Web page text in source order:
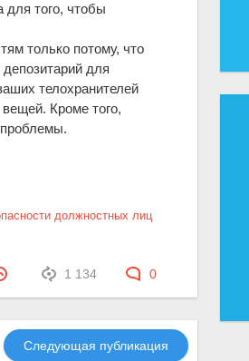
для того, чтобы
только потому, что
для
телохранителей
Кроме того,
проблемы.
должностных лиц
1 134 0
Следующая публикация